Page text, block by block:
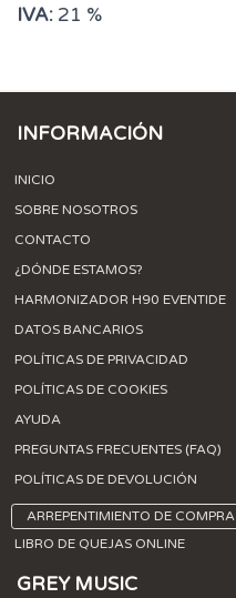
IVA: 21 %
INFORMACIÓN
INICIO
SOBRE NOSOTROS
CONTACTO
¿DÓNDE ESTAMOS?
HARMONIZADOR H90 EVENTIDE
DATOS BANCARIOS
POLÍTICAS DE PRIVACIDAD
POLÍTICAS DE COOKIES
AYUDA
PREGUNTAS FRECUENTES (FAQ)
POLÍTICAS DE DEVOLUCIÓN
ARREPENTIMIENTO DE COMPRA
LIBRO DE QUEJAS ONLINE
GREY MUSIC